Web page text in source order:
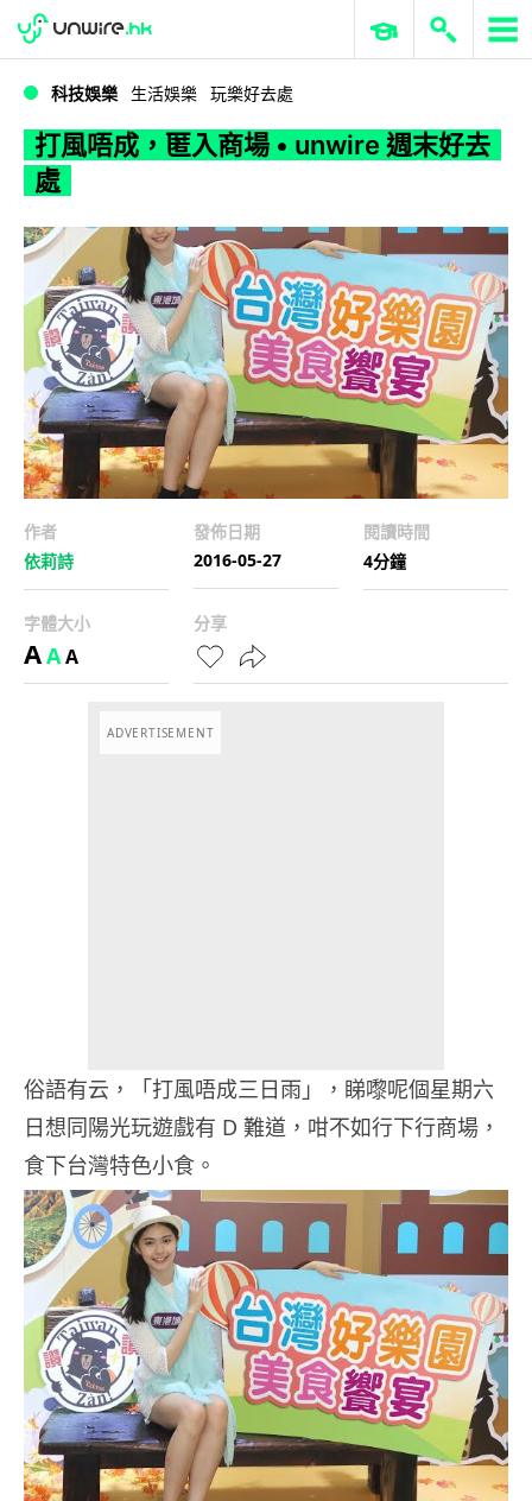
打風唔成，匿入商場 • unwire 週末好去處
WWDC 2026 ERP 與商業 AI
科技娛樂 生活娛樂 玩樂好去處
打風唔成，匿入商場 • unwire 週末好去
處
作者
依莉詩
發佈日期
2016-05-27
閱讀時間
4分鐘
字體大小
AAA
分享
ADVERTISEMENT
俗語有云，「打風唔成三日雨」，睇嚟呢個星期六
日想同陽光玩遊戲有 D 難道，咁不如行下行商場，
食下台灣特色小食。